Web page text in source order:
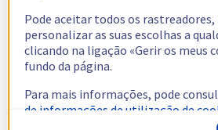
Pode aceitar todos os rastreadores,
personalizar as suas escolhas a
clicando na ligação «Gerir os meus
fundo da página.
Para mais informações, pode
de informações de utilização de